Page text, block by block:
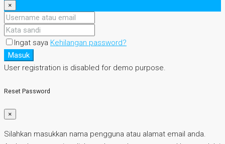
×
Ingat saya Kehilangan password?
Masuk
User registration is disabled for demo purpose.
Reset Password
×
Silahkan masukkan nama pengguna atau alamat email anda.